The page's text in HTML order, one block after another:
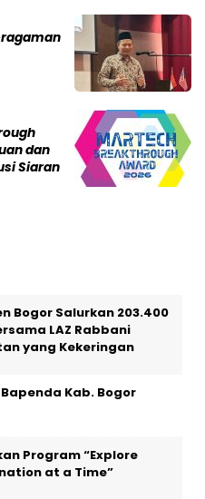
dan
Siaran
Bogor Salurkan 203.400
LAZ Rabbani
yang Kekeringan
Kab. Bogor
Program “Explore
at a Time”